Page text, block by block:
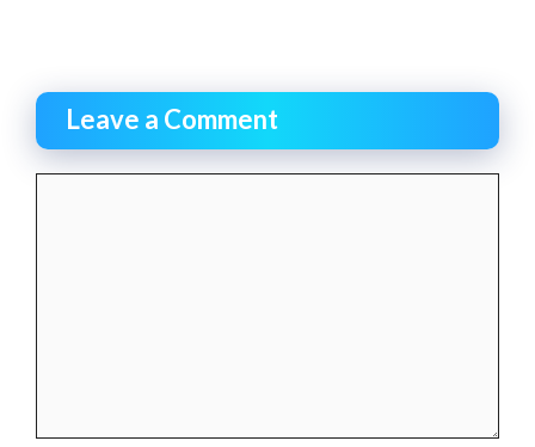
Leave a Comment